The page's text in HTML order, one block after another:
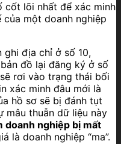
cốt lõi nhất để xác minh
một doanh nghiệp
ghi địa chỉ ở số 10,
đồ lại đăng ký ở số
rơi vào trạng thái bối
xác minh đâu mới là
hồ sơ sẽ bị đánh tụt
mâu thuẫn dữ liệu này
doanh nghiệp bị mất
là doanh nghiệp “ma”.